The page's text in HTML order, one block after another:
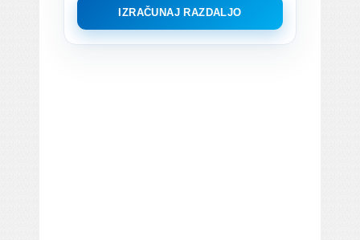
IZRAČUNAJ RAZDALJO